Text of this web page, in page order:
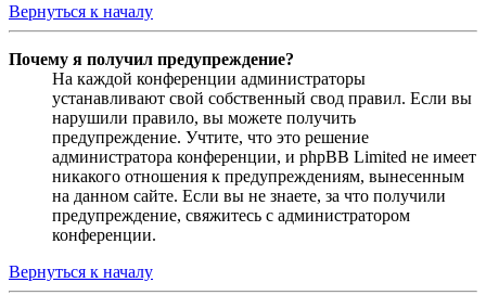
Вернуться к началу
Почему я получил предупреждение?
На каждой конференции администраторы
устанавливают свой собственный свод правил. Если вы
нарушили правило, вы можете получить
предупреждение. Учтите, что это решение
администратора конференции, и phpBB Limited не имеет
никакого отношения к предупреждениям, вынесенным
на данном сайте. Если вы не знаете, за что получили
предупреждение, свяжитесь с администратором
конференции.
Вернуться к началу